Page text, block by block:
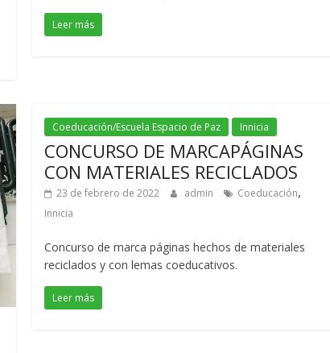
Leer más
Coeducación/Escuela Espacio de Paz Innicia
CONCURSO DE MARCAPÁGINAS
CON MATERIALES RECICLADOS
23 de febrero de 2022 admin Coeducación,
Innicia
Concurso de marca páginas hechos de materiales
reciclados y con lemas coeducativos.
Leer más